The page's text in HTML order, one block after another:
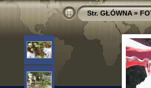
Str. GŁÓWNA»